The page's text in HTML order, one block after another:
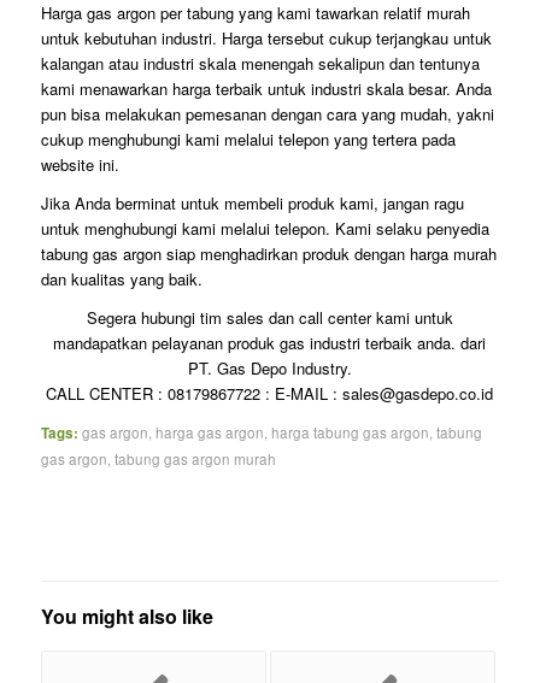
Harga gas argon per tabung yang kami tawarkan relatif murah
untuk kebutuhan industri. Harga tersebut cukup terjangkau untuk
kalangan atau industri skala menengah sekalipun dan tentunya
kami menawarkan harga terbaik untuk industri skala besar. Anda
pun bisa melakukan pemesanan dengan cara yang mudah, yakni
cukup menghubungi kami melalui telepon yang tertera pada
website ini.
Jika Anda berminat untuk membeli produk kami, jangan ragu
untuk menghubungi kami melalui telepon. Kami selaku penyedia
tabung gas argon siap menghadirkan produk dengan harga murah
dan kualitas yang baik.
Segera hubungi tim sales dan call center kami untuk
mandapatkan pelayanan produk gas industri terbaik anda. dari
PT. Gas Depo Industry.
CALL CENTER : 08179867722 : E-MAIL : sales@gasdepo.co.id
Tags: gas argon, harga gas argon, harga tabung gas argon,tabung
gas argon,tabung gas argon murah
You might also like